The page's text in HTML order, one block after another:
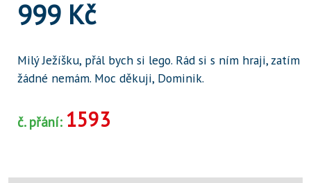
999 Kč
Milý Ježíšku, přál bych si lego. Rád si s ním hraji, zatím
žádné nemám. Moc děkuji, Dominik.
č. přání: 1593